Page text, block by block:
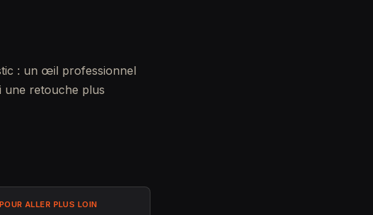
: un œil professionnel
une retouche plus
POUR ALLER PLUS LOIN